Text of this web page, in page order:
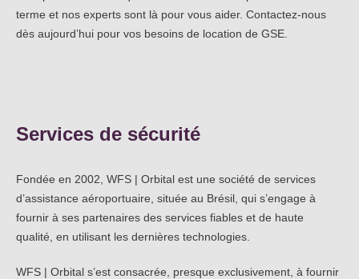
terme et nos experts sont là pour vous aider. Contactez-nous
dès aujourd’hui pour vos besoins de location de GSE.
Services de sécurité
Fondée en 2002, WFS | Orbital est une société de services
d’assistance aéroportuaire, située au Brésil, qui s’engage à
fournir à ses partenaires des services fiables et de haute
qualité, en utilisant les dernières technologies.
WFS | Orbital s’est consacrée, presque exclusivement, à fournir